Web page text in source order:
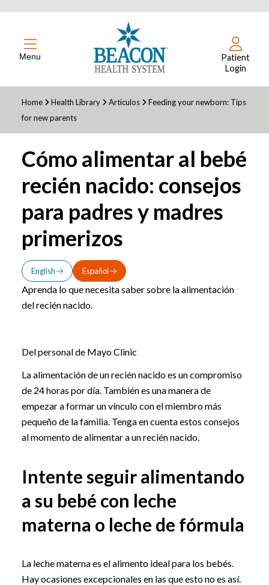
Menu
Patient
Login
Home Health Library Articulos
Feeding your newborn: Tips
for new parents
Cómo alimentar al bebé
recién nacido: consejos
para padres y madres
primerizos
English Español
Aprenda lo que necesita saber sobre la alimentación
del recién nacido.
Del personal de Mayo Clinic
La alimentación de un recién nacido es un compromiso
de 24 horas por día. También es una manera de
empezar a formar un vínculo con el miembro más
pequeño de la familia. Tenga en cuenta estos consejos
al momento de alimentar a un recién nacido.
Intente seguir alimentando
a su bebé con leche
materna o leche de fórmula
La leche materna es el alimento ideal para los bebés.
Hay ocasiones excepcionales en las que esto no es así.